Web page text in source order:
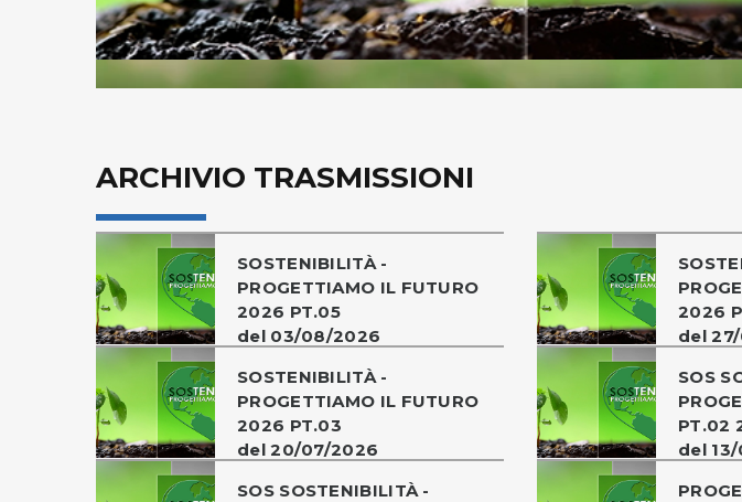
ARCHIVIO TRASMISSIONI
SOSTENIBILITÀ -
PROGETTIAMO IL FUTURO
2026 PT.05
del 03/08/2026
2026
del
SOSTENIBILITÀ -
PROGETTIAMO IL FUTURO
2026 PT.03
del 20/07/2026
SOS
PT.02
del
SOS SOSTENIBILITÀ -